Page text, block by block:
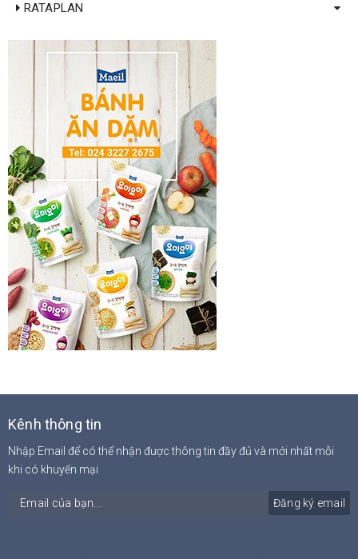
RATAPLAN
Kênh thông tin
Nhập Email để có thể nhận được thông tin đầy đủ và mới nhất mỗi
khi có khuyến mại
Đăng ký email